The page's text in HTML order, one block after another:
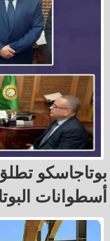
بوتاجاسكو
أسطوانات